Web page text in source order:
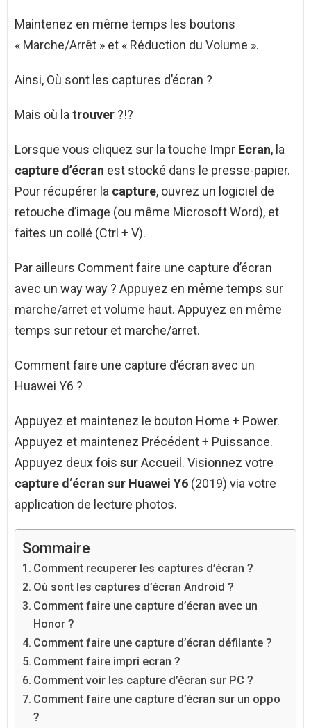
Maintenez en même temps les boutons
« Marche/Arrêt » et « Réduction du Volume ».
Ainsi, Où sont les captures d’écran ?
Mais où la trouver ?!?
Lorsque vous cliquez sur la touche Impr Ecran, la
capture d’écran est stocké dans le presse-papier.
Pour récupérer la capture, ouvrez un logiciel de
retouche d’image (ou même Microsoft Word), et
faites un collé (Ctrl + V).
Par ailleurs Comment faire une capture d’écran
avec un way way ? Appuyez en même temps sur
marche/arret et volume haut. Appuyez en même
temps sur retour et marche/arret.
Comment faire une capture d’écran avec un
Huawei Y6 ?
Appuyez et maintenez le bouton Home + Power.
Appuyez et maintenez Précédent + Puissance.
Appuyez deux fois surAccueil. Visionnez votre
capture d‘écran sur Huawei Y6 (2019) via votre
application de lecture photos.
Sommaire
Comment recuperer les captures d’écran ?
Où sont les captures d’écran Android ?
Comment faire une capture d’écran avec un
Honor ?
Comment faire une capture d’écran défilante ?
Comment faire impri ecran ?
Comment voir les capture d’écran sur PC ?
Comment faire une capture d’écran sur un oppo
?